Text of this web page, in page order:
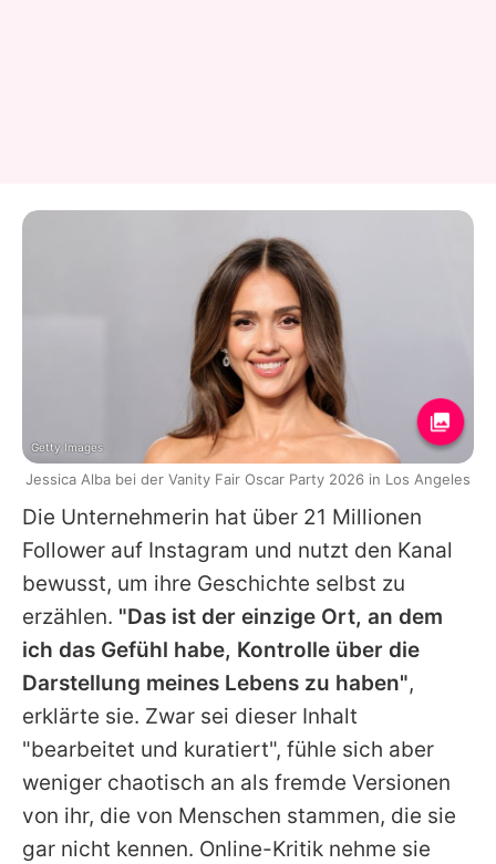
Die Unternehmerin hat über 21 Millionen
Follower auf Instagram und nutzt den Kanal
bewusst, um ihre Geschichte selbst zu
erzählen. "Das ist der einzige Ort, an dem
ich das Gefühl habe, Kontrolle über die
Darstellung meines Lebens zu haben",
erklärte sie. Zwar sei dieser Inhalt
"bearbeitet und kuratiert", fühle sich aber
weniger chaotisch an als fremde Versionen
von ihr, die von Menschen stammen, die sie
gar nicht kennen. Online-Kritik nehme sie
Getty Images
Jessica Alba bei der Vanity Fair Oscar Party 2026 in Los Angeles